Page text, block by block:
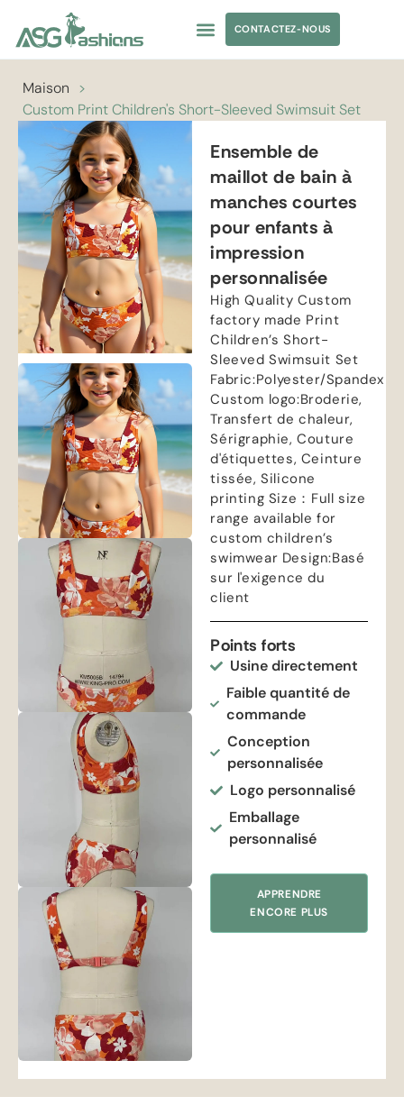
CONTACTEZ-NOUS
Maison >
Custom Print Children's Short-Sleeved Swimsuit Set
Ensemble de
maillot de bain à
manches courtes
pour enfants à
impression
personnalisée
High Quality Custom
factory made Print
Children’s Short-
Sleeved Swimsuit Set
Fabric:Polyester/Spandex
Custom logo:Broderie,
Transfert de chaleur,
Sérigraphie, Couture
d'étiquettes, Ceinture
tissée,Silicone
printing Size ： Full size
range available for
custom children’s
swimwear Design:Basé
sur l'exigence du
client
Points forts
Usine directement
Faible quantité de
commande
Conception
personnalisée
Logo personnalisé
Emballage
personnalisé
APPRENDRE
ENCORE PLUS